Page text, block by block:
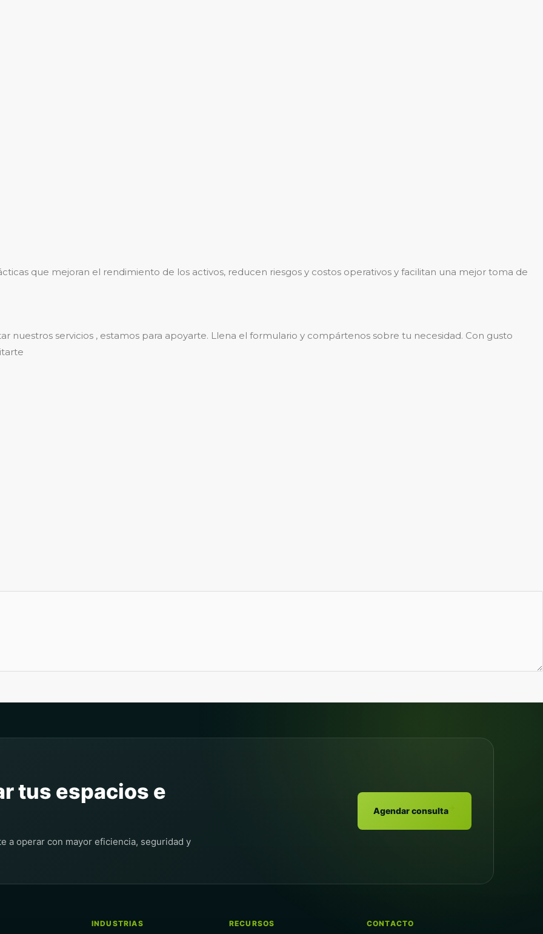
que mejoran el rendimiento de los activos, reducen riesgos y costos operativos y facilitan una mejor toma de
nuestros servicios , estamos para apoyarte. Llena el formulario y compártenos sobre tu necesidad. Con gusto
tus espacios e
a operar con mayor eficiencia, seguridad y
Agendar consulta
INDUSTRIAS RECURSOS CONTACTO